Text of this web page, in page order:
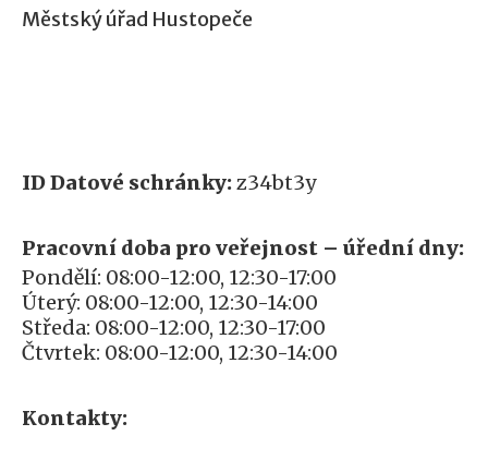
Městský úřad Hustopeče
ID Datové schránky:z34bt3y
Pracovní doba pro veřejnost – úřední dny:
Pondělí: 08:00-12:00, 12:30-17:00
Úterý: 08:00-12:00, 12:30-14:00
Středa: 08:00-12:00, 12:30-17:00
Čtvrtek: 08:00-12:00, 12:30-14:00
Kontakty: